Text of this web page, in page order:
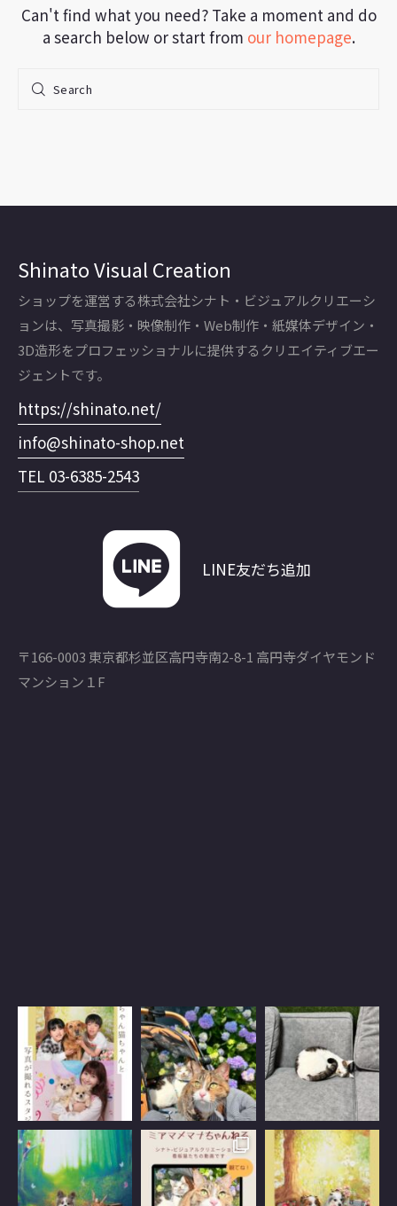
Can't find what you need? Take a moment and do
a search below or start from our homepage.
Shinato Visual Creation
ショップを運営する株式会社シナト・ビジュアルクリエーシ
ョンは、写真撮影・映像制作・Web制作・紙媒体デザイン・
3D造形をプロフェッショナルに提供するクリエイティブエー
ジェントです。
https://shinato.net/
info@shinato-shop.net
TEL 03-6385-2543
LINE友だち追加
〒166-0003 東京都杉並区高円寺南2-8-1 高円寺ダイヤモンド
マンション１F